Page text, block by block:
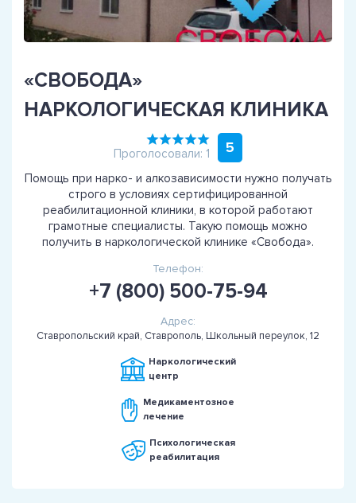
«СВОБОДА»
НАРКОЛОГИЧЕСКАЯ КЛИНИКА
Проголосовали: 1 5
Помощь при нарко- и алкозависимости нужно получать
строго в условиях сертифицированной
реабилитационной клиники, в которой работают
грамотные специалисты. Такую помощь можно
получить в наркологической клинике «Свобода».
Телефон:
+7 (800) 500-75-94
Адрес:
Ставропольский край, Ставрополь, Школьный переулок, 12
Наркологический
центр
Медикаментозное
лечение
Психологическая
реабилитация